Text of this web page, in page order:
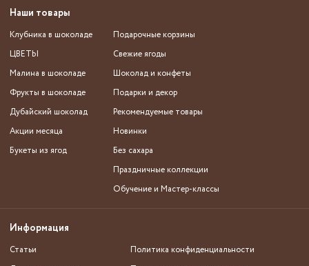
Наши товары
Клубника в шоколаде
ЦВЕТЫ
Малина в шоколаде
Фрукты в шоколаде
Дубайский шоколад
Акции месяца
Букеты из ягод
Подарочные корзины
Свежие ягоды
Шоколад и конфеты
Подарки и декор
Рекомендуемые товары
Новинки
Без сахара
Праздничные коллекции
Обучение и Мастер-классы
Информация
Статьи
Политика конфиденциальности